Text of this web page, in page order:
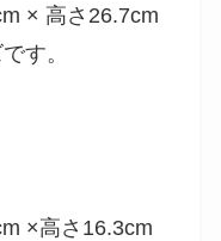
× 高さ26.7cm
す。
×高さ16.3cm